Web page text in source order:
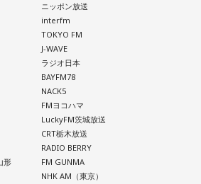
くことで、今あなたが何をすべきな
流れがやってきそうです。
運気がアップする日です。今のご自
摯に向き合い、あなたの内側の意識
さい。大切な気づきがあるかもしれ
を見るまでたった1週間なのに、もう
いる自分がいるのです！
の1週間で他のドラマや映画を多数見
内容が混ざってしまって…。
った昔は1週間が待ち遠しかったし、
の話で盛り上がるので内容を忘れた
しまうこともなかったし。
は、まとめて一気見するほうがいい
形
ニッポン放送
interfm
TOKYO FM
J-WAVE
ラジオ日本
BAYFM78
NACK5
FMヨコハマ
LuckyFM茨城放送
CRT栃木放送
RADIO BERRY
FM GUNMA
NHK AM（東京）